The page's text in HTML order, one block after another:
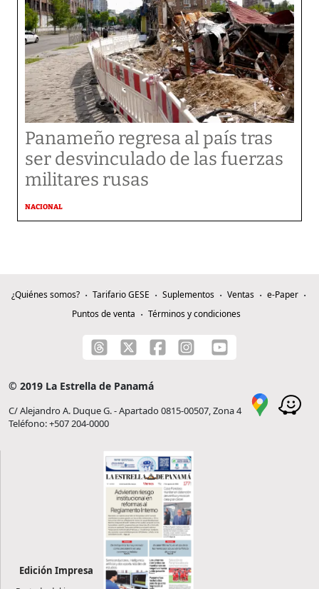
Panameño regresa al país tras
ser desvinculado de las fuerzas
militares rusas
NACIONAL
¿Quiénes somos? Tarifario GESE Suplementos Ventas
e-Paper
Puntos de venta
Términos y condiciones
© 2019 La Estrella de Panamá
C/ Alejandro A. Duque G. - Apartado 0815-00507, Zona 4
Teléfono: +507 204-0000
Edición Impresa